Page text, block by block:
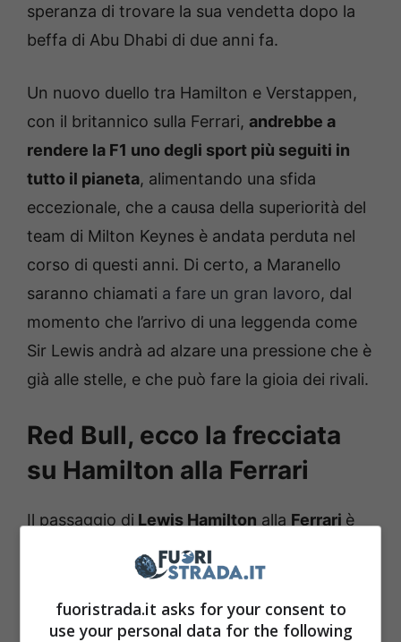
speranza di trovare la sua vendetta dopo la
beffa di Abu Dhabi di due anni fa.
Un nuovo duello tra Hamilton e Verstappen,
con il britannico sulla Ferrari, andrebbe a
rendere la F1 uno degli sport più seguiti in
tutto il pianeta, alimentando una sfida
eccezionale, che a causa della superiorità del
team di Milton Keynes è andata perduta nel
corso di questi anni. Di certo, a Maranello
saranno chiamati a fare un gran lavoro, dal
momento che l’arrivo di una leggenda come
Sir Lewis andrà ad alzare una pressione che è
già alle stelle, e che può fare la gioia dei rivali.
Red Bull, ecco la frecciata
su Hamilton alla Ferrari
Il passaggio di Lewis Hamilton alla Ferrari è
un qualcosa che, di sicuro, affascina tutti, ma
che poi difficilmente cambierà gli equilibri
tecnici per la stagione 2025.La Red Bull e
Max Verstappen saranno sempre i favoriti
fuoristrada.it asks for your consent to
use your personal data for the following